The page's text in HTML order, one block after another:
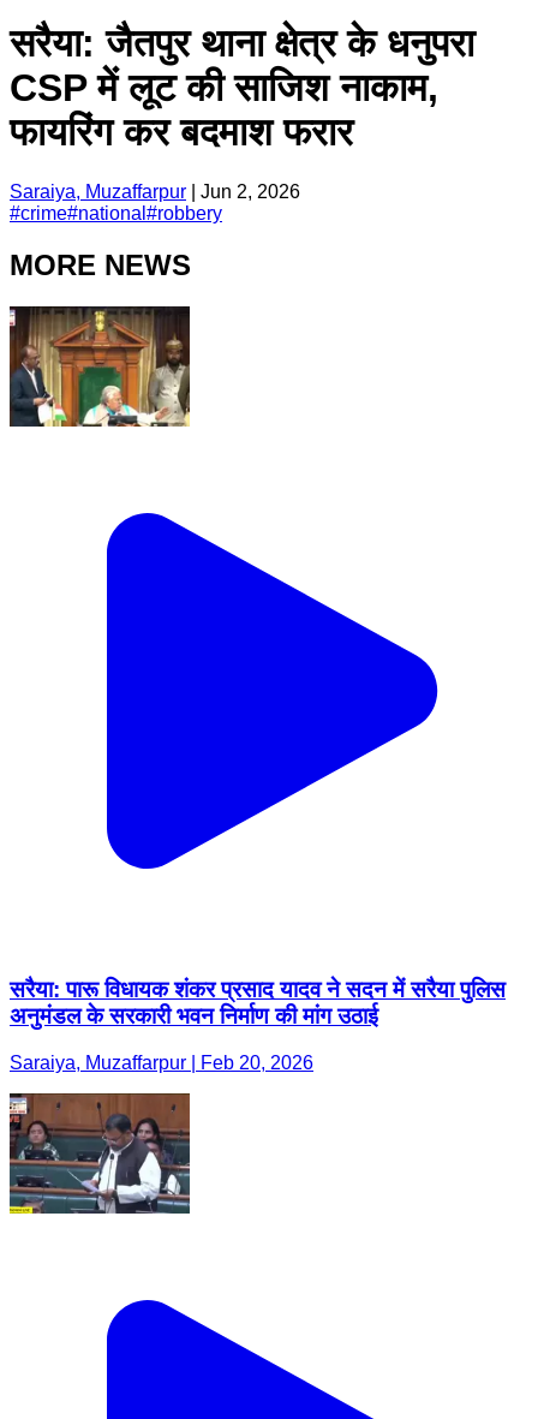
सरैया: जैतपुर थाना क्षेत्र के धनुपरा
CSP में लूट की साजिश नाकाम,
फायरिंग कर बदमाश फरार
Saraiya, Muzaffarpur
Jun 2, 2026
#crime#national #robbery
MORE NEWS
सरैया: पारू विधायक शंकर प्रसाद यादव ने सदन में सरैया पुलिस
अनुमंडल के सरकारी भवन निर्माण की मांग उठाई
Saraiya, Muzaffarpur | Feb 20, 2026